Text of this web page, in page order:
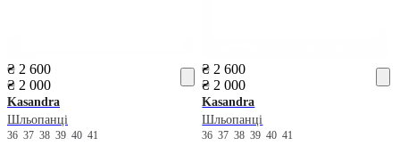
₴ 2 600
₴ 2 000
Kasandra
Шльопанці
36 37 38 39 40 41
₴ 2 600
₴ 2 000
Kasandra
Шльопанці
363738394041